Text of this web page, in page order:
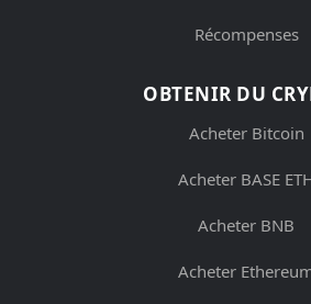
Récompenses
OBTENIR DU
Acheter Bitcoin
Acheter BASE
Acheter BNB
Acheter